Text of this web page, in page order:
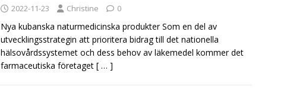
2022-11-23 Christine 0
Nya kubanska naturmedicinska produkter Som en del av
utvecklingsstrategin att prioritera bidrag till det nationella
hälsovårdssystemet och dess behov av läkemedel kommer det
farmaceutiska företaget [ … ]